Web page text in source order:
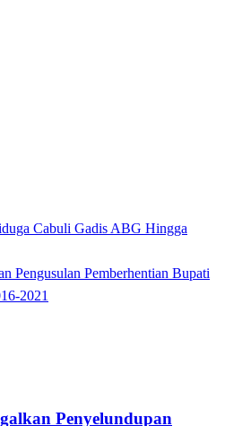
Cabuli Gadis ABG Hingga
Pengusulan Pemberhentian Bupati
2021
Penyelundupan